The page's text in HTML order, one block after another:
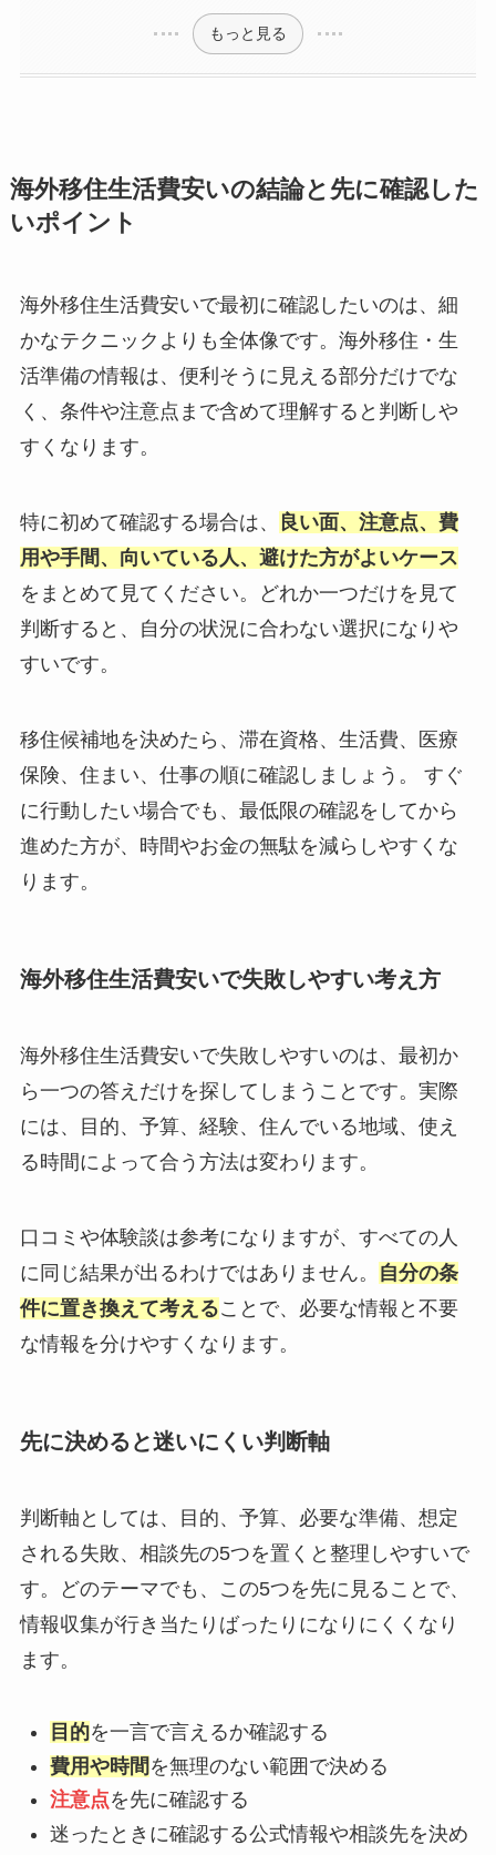
もっと見る
海外移住生活費安いの結論と先に確認した
いポイント
海外移住生活費安いで最初に確認したいのは、細
かなテクニックよりも全体像です。海外移住・生
活準備の情報は、便利そうに見える部分だけでな
く、条件や注意点まで含めて理解すると判断しや
すくなります。
特に初めて確認する場合は、
良い面、注意点、費
用や手間、向いている人、避けた方がよいケース
をまとめて見てください。どれか一つだけを見て
判断すると、自分の状況に合わない選択になりや
すいです。
移住候補地を決めたら、滞在資格、生活費、医療
保険、住まい、仕事の順に確認しましょう。 すぐ
に行動したい場合でも、最低限の確認をしてから
進めた方が、時間やお金の無駄を減らしやすくな
ります。
海外移住生活費安いで失敗しやすい考え方
海外移住生活費安いで失敗しやすいのは、最初か
ら一つの答えだけを探してしまうことです。実際
には、目的、予算、経験、住んでいる地域、使え
る時間によって合う方法は変わります。
口コミや体験談は参考になりますが、すべての人
に同じ結果が出るわけではありません。
自分の条
件に置き換えて考えることで、必要な情報と不要
な情報を分けやすくなります。
先に決めると迷いにくい判断軸
判断軸としては、目的、予算、必要な準備、想定
される失敗、相談先の5つを置くと整理しやすいで
す。どのテーマでも、この5つを先に見ることで、
情報収集が行き当たりばったりになりにくくなり
ます。
目的を一言で言えるか確認する
費用や時間 を無理のない範囲で決める
注意点を先に確認する
迷ったときに確認する公式情報や相談先を決め